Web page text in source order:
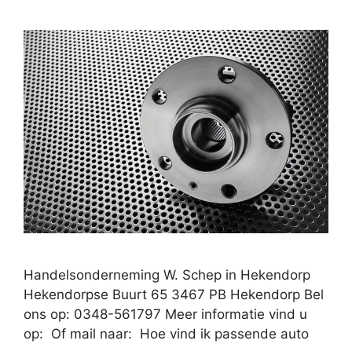
Handelsonderneming W. Schep in Hekendorp
Hekendorpse Buurt 65 3467 PB Hekendorp Bel
ons op: 0348-561797 Meer informatie vind u
op: Of mail naar: Hoe vind ik passende auto